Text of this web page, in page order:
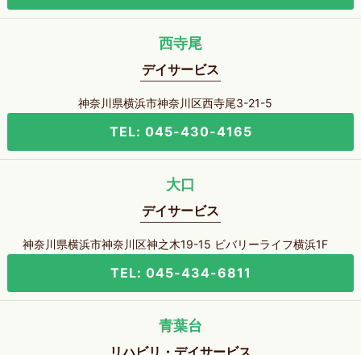
西寺尾
デイサービス
神奈川県横浜市神奈川区西寺尾3-21-5
TEL: 045-430-4165
大口
デイサービス
神奈川県横浜市神奈川区神之木19-15 ビバリーライフ横浜1F
TEL: 045-434-6811
青葉台